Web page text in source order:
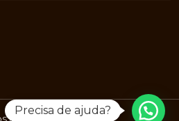
Precisa de ajuda?